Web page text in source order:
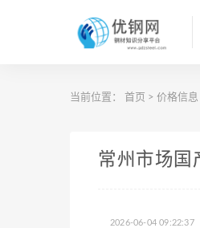
当前位置： 首页 > 价格信息
常州市场国
2026-06-04 09:22:37